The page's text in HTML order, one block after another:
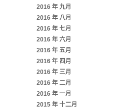
2016 年 九月
2016 年 八月
2016 年 七月
2016 年 六月
2016 年 五月
2016 年 四月
2016 年 三月
2016 年 二月
2016 年 一月
2015 年 十二月